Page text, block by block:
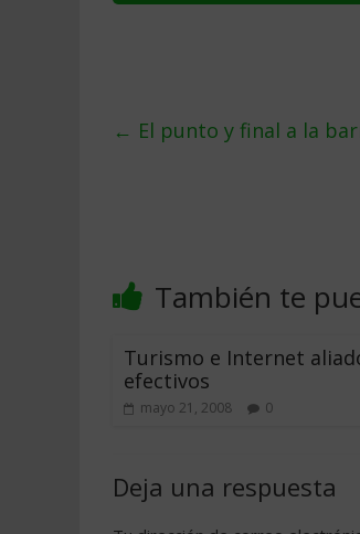
← El punto y final a la
También te
Turismo e Internet
efectivos
mayo 21, 2008 0
Deja una respuesta